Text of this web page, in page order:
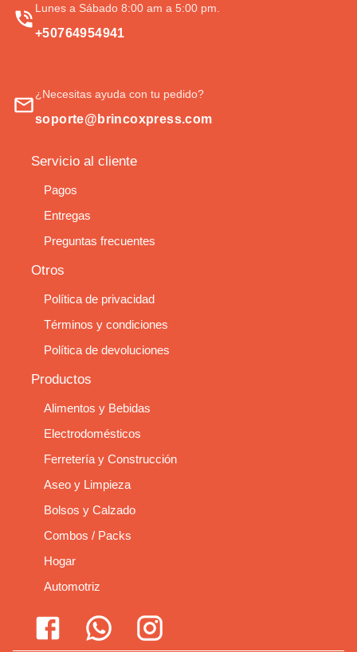
Lunes a Sábado 8:00 am a 5:00 pm.
+50764954941
¿Necesitas ayuda con tu pedido?
soporte@brincoxpress.com
Servicio al cliente
Pagos
Entregas
Preguntas frecuentes
Otros
Política de privacidad
Términos y condiciones
Política de devoluciones
Productos
Alimentos y Bebidas
Electrodomésticos
Ferretería y Construcción
Aseo y Limpieza
Bolsos y Calzado
Combos / Packs
Hogar
Automotriz